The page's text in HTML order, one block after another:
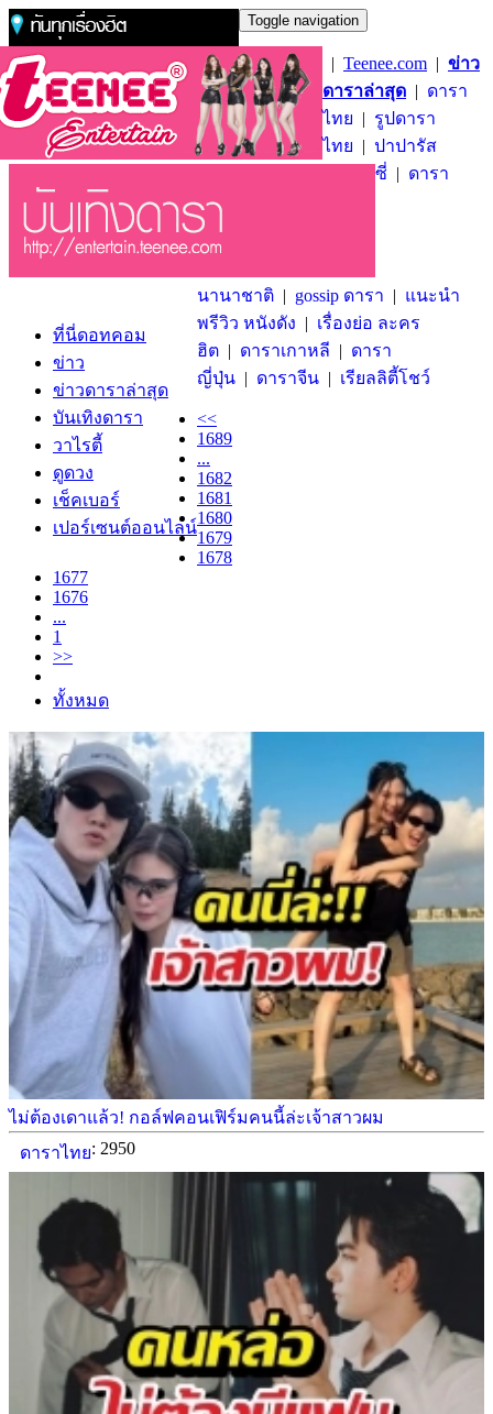
Toggle navigation
ที่นี่ดอทคอม
ข่าว
ข่าวดาราล่าสุด
บันเทิงดารา
วาไรตี้
ดูดวง
เช็คเบอร์
เปอร์เซนต์ออนไลน์
| Teenee.com | ข่าว
ดาราล่าสุด | ดารา
ไทย | รูปดารา
ไทย | ปาปารัส
ซี่ | ดารา
นานาชาติ | gossip ดารา | แนะนำ
พรีวิว หนังดัง | เรื่องย่อ ละคร
ฮิต | ดาราเกาหลี | ดารา
ญี่ปุ่น | ดาราจีน | เรียลลิตี้โชว์
<<
1689
...
1682
1681
1680
1679
1678
1677
1676
...
1
>>
ทั้งหมด
ไม่ต้องเดาแล้ว! กอล์ฟคอนเฟิร์มคนนี้ล่ะเจ้าสาวผม
ดาราไทย: 2950